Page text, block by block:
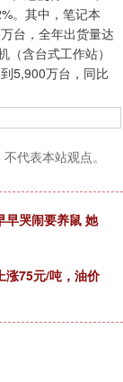
。其中，笔记本
台，全年出货量达
含台式工作站）
5,900万台，同比
代表本站观点。
早哭闹要养鼠 她
涨75元/吨，油价